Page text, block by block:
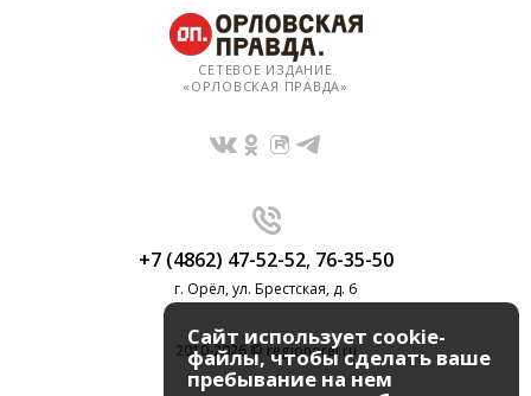
СЕТЕВОЕ ИЗДАНИЕ
«ОРЛОВСКАЯ ПРАВДА»
+7 (4862) 47-52-52, 76-35-50
г. Орёл, ул. Брестская, д. 6
2010-2026 © regionorel.ru
Сайт использует cookie-
файлы, чтобы сделать ваше
пребывание на нем